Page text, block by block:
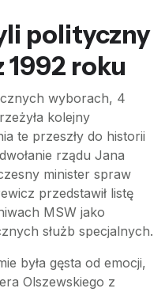
polityczny
1992 roku
wyborach, 4
kolejny
te przeszły do historii
rządu Jana
minister spraw
przedstawił listę
MSW jako
służb specjalnych.
była gęsta od emocji,
Olszewskiego z